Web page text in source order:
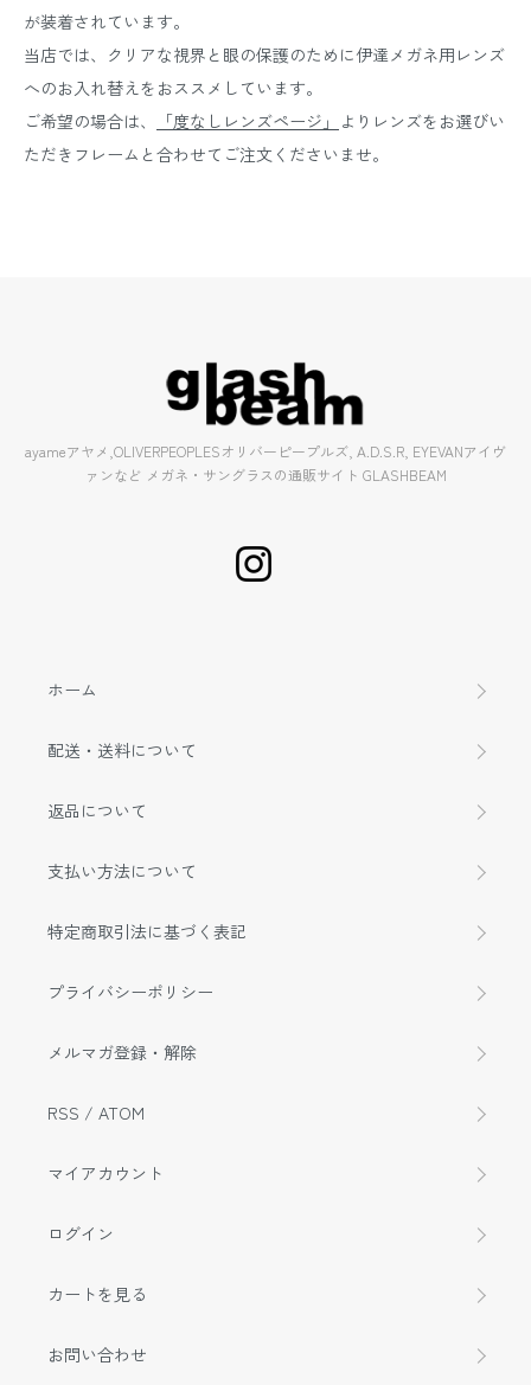
が装着されています。
当店では、クリアな視界と眼の保護のために伊達メガネ用レンズ
へのお入れ替えをおススメしています。
ご希望の場合は、
「度なしレンズページ」 よりレンズをお選びい
ただきフレームと合わせてご注文くださいませ。
ayameアヤメ,OLIVERPEOPLESオリバーピープルズ, A.D.S.R, EYEVANアイヴ
ァンなど メガネ・サングラスの通販サイト GLASHBEAM
ホーム
配送・送料について
返品について
支払い方法について
特定商取引法に基づく表記
プライバシーポリシー
メルマガ登録・解除
RSS / ATOM
マイアカウント
ログイン
カートを見る
お問い合わせ